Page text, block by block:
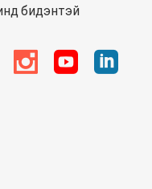
бидэнтэй